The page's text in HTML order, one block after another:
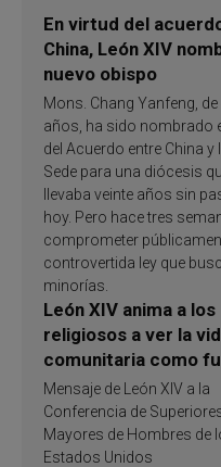
En virtud del
China, León XIV
nuevo obispo
Mons. Chang Yanfeng, de
años, ha sido nombrado
del Acuerdo entre China y
Sede para una diócesis
llevaba veinte años sin
hoy. Pero hace tres
comprometer
controvertida ley que
minorías.
León XIV anima a los
religiosos a ver la
comunitaria como
de inspiración y
santificación
Mensaje de León XIV a la
Conferencia de
Mayores de Hombres de
Estados Unidos